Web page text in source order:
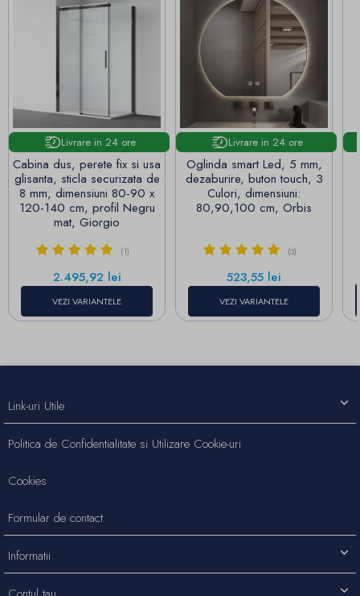
Livrare in 24 ore
Cabina dus, perete fix si usa
glisanta, sticla securizata de
8 mm, dimensiuni 80-90 x
120-140 cm, profil Negru
mat, Giorgio
(1)
Pret
2.495,92 lei
VEZI VARIANTELE
Livrare in 24 ore
Oglinda smart Led, 5 mm,
dezaburire, buton touch, 3
Culori, dimensiuni:
80,90,100 cm, Orbis
(3)
Pret
523,55 lei
VEZI VARIANTELE
Link-uri Utile
Politica de Confidentialitate si Utilizare Cookie-uri
Cookies
Formular de contact
Informatii